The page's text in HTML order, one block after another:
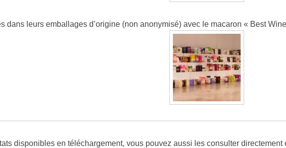
dans leurs emballages d’origine (non anonymisé) avec le macaron « Best
disponibles en téléchargement, vous pouvez aussi les consulter directement